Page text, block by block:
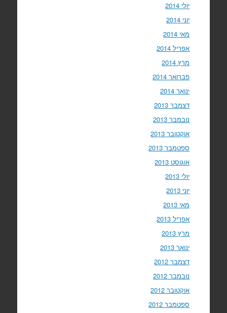
יולי 2014
יוני 2014
מאי 2014
אפריל 2014
מרץ 2014
פברואר 2014
ינואר 2014
דצמבר 2013
נובמבר 2013
אוקטובר 2013
ספטמבר 2013
אוגוסט 2013
יולי 2013
יוני 2013
מאי 2013
אפריל 2013
מרץ 2013
ינואר 2013
דצמבר 2012
נובמבר 2012
אוקטובר 2012
ספטמבר 2012